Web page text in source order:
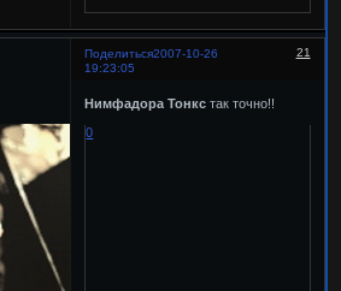
Поделиться 21
2007-10-26
19:23:05
Нимфадора Тонкс так точно!!
0